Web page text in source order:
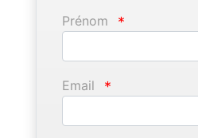
Prénom *
Email *